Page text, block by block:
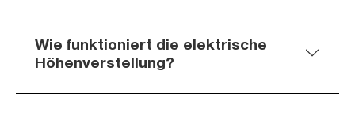
Wie funktioniert die elektrische
Höhenverstellung?